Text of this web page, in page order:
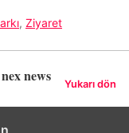
, Ziyaret
news Yukarı dön